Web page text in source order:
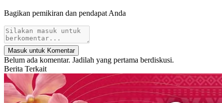
Bagikan pemikiran dan pendapat Anda
Masuk untuk Komentar
Belum ada komentar. Jadilah yang pertama berdiskusi.
Berita Terkait